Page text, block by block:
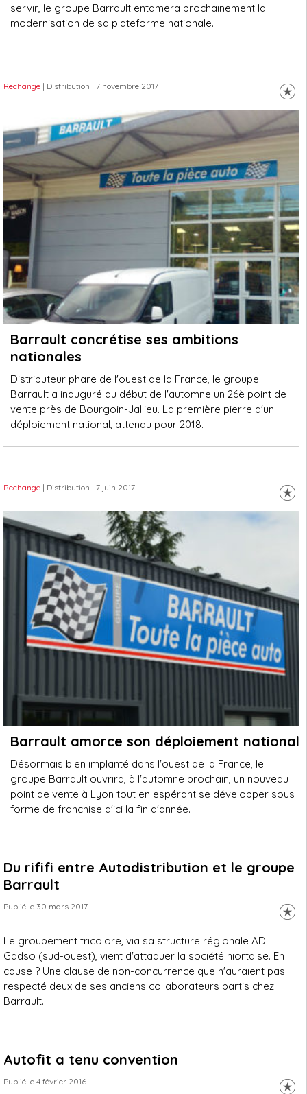
servir, le groupe Barrault entamera prochainement la
modernisation de sa plateforme nationale.
Rechange | Distribution | 7 novembre 2017
Barrault concrétise ses ambitions
nationales
Distributeur phare de l'ouest de la France, le groupe
Barrault a inauguré au début de l'automne un 26è point de
vente près de Bourgoin-Jallieu. La première pierre d'un
déploiement national, attendu pour 2018.
Rechange | Distribution | 7 juin 2017
Barrault amorce son déploiement national
Désormais bien implanté dans l'ouest de la France, le
groupe Barrault ouvrira, à l'automne prochain, un nouveau
point de vente à Lyon tout en espérant se développer sous
forme de franchise d'ici la fin d'année.
Du rififi entre Autodistribution et le groupe
Barrault
Publié le 30 mars 2017
Le groupement tricolore, via sa structure régionale AD
Gadso (sud-ouest), vient d'attaquer la société niortaise. En
cause ? Une clause de non-concurrence que n'auraient pas
respecté deux de ses anciens collaborateurs partis chez
Barrault.
Autofit a tenu convention
Publié le 4 février 2016